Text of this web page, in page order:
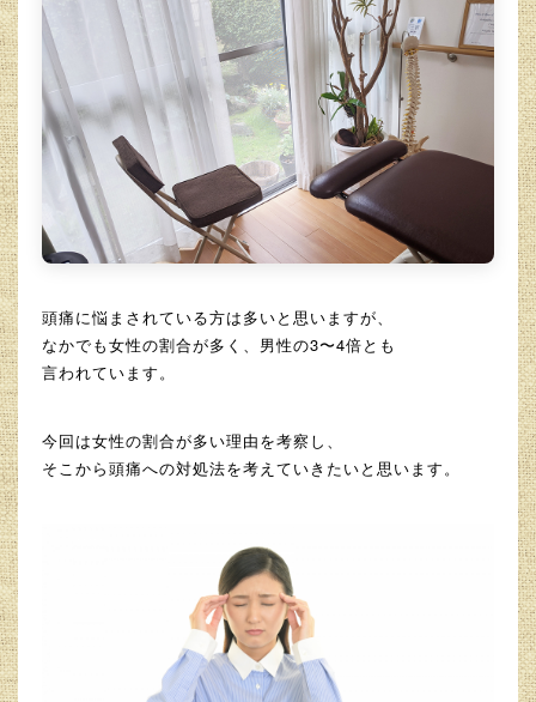
頭痛に悩まされている方は多いと思いますが、
なかでも女性の割合が多く、男性の3〜4倍とも
言われています。
今回は女性の割合が多い理由を考察し、
そこから頭痛への対処法を考えていきたいと思います。